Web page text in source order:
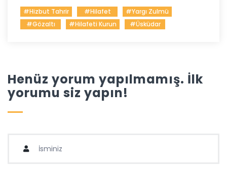
#hizbut Tahrir #hilafet
#yargı Zulmü
#gözaltı
#hilafeti Kurun #Üsküdar
Henüz yorum yapılmamış. İlk
yorumu siz yapın!